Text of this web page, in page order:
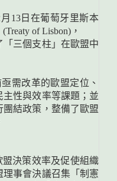
13日在葡萄牙里斯本
of Lisbon)，
「三個支柱」在歐盟中
需改革的歐盟定位、
性與效率等課題；並
結政策，整備了歐盟
決策效率及促使組織
理事會決議召集「制憲